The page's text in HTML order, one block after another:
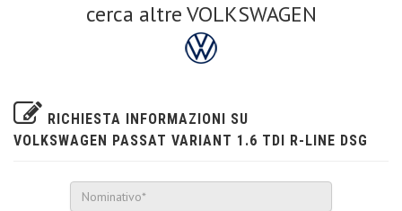
cerca altre VOLKSWAGEN
RICHIESTA INFORMAZIONI SU
VOLKSWAGEN PASSAT VARIANT 1.6 TDI R-LINE DSG